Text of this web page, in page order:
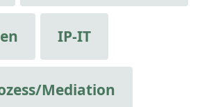
IP-IT
Mediation